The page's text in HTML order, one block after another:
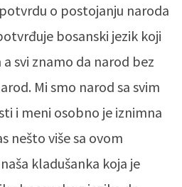
o postojanju naroda
bosanski jezik koji
svi znamo da narod bez
Mi smo narod sa svim
i meni osobno je iznimna
nešto više sa ovom
kladušanka koja je